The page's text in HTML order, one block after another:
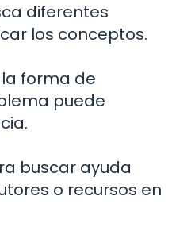
diferentes
los conceptos.
forma de
puede
buscar ayuda
o recursos en